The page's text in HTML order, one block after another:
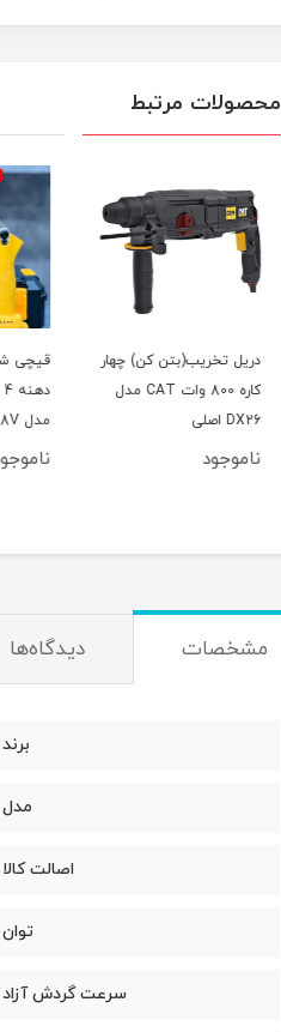
محصولات مرتبط
دریل تخریب(بتن کن) چهار
کاره 800 وات CAT مدل
DX26 اصلی
ناموجود
مدل 88V
مشخصات دیدگاه‌ها
برند
مدل
اصالت کالا
توان
سرعت گردش آزاد